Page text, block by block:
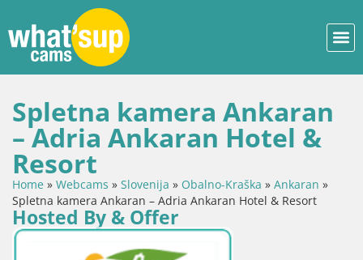
Spletna kamera Ankaran
– Adria Ankaran Hotel &
Resort
Home » Webcams » Slovenija » Obalno-Kraška » Ankaran »
Spletna kamera Ankaran – Adria Ankaran Hotel & Resort
Hosted By & Offer